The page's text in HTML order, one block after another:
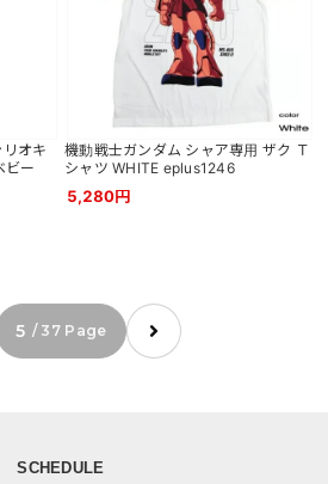
オキ
ビー
機動戦士ガンダム シャア専用 ザク Ｔ
シャツ WHITE eplus1246
5,280円
5 / 37 Page
SCHEDULE